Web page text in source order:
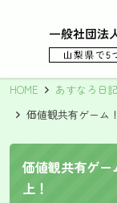
HOME あすなろ日記
価値観共有ゲーム
価値観共有ゲ
上！